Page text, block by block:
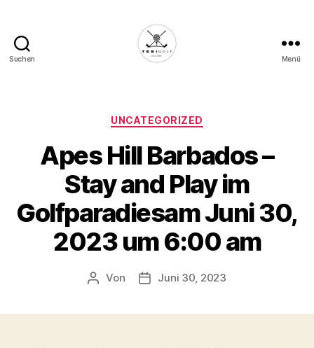
Suchen
Deine
Plattform
für
Golfbegeisterte!
Menü
Kategorien
UNCATEGORIZED
Apes Hill Barbados –
Stay and Play im
Golfparadiesam Juni 30,
2023 um 6:00 am
Beitragsautor
Von Veröffentlichungsdatum
Juni 30, 2023